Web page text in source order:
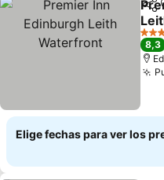
3
8,3
Elige fechas para ver los